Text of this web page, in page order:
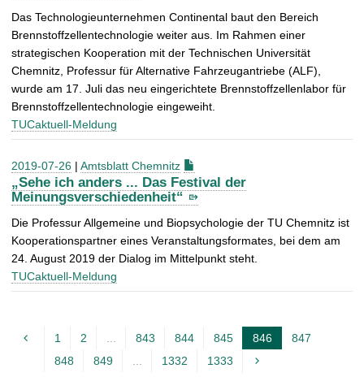
Das Technologieunternehmen Continental baut den Bereich
Brennstoffzellentechnologie weiter aus. Im Rahmen einer
strategischen Kooperation mit der Technischen Universität
Chemnitz, Professur für Alternative Fahrzeugantriebe (ALF),
wurde am 17. Juli das neu eingerichtete Brennstoffzellenlabor für
Brennstoffzellentechnologie eingeweiht.
TUCaktuell-Meldung
2019-07-26 | Amtsblatt Chemnitz
„Sehe ich anders ... Das Festival der
Meinungsverschiedenheit“
Die Professur Allgemeine und Biopsychologie der TU Chemnitz ist
Kooperationspartner eines Veranstaltungsformates, bei dem am
24. August 2019 der Dialog im Mittelpunkt steht.
TUCaktuell-Meldung
1 2 ... 843 844 845 846A
847
848
849 ... 1332 1333